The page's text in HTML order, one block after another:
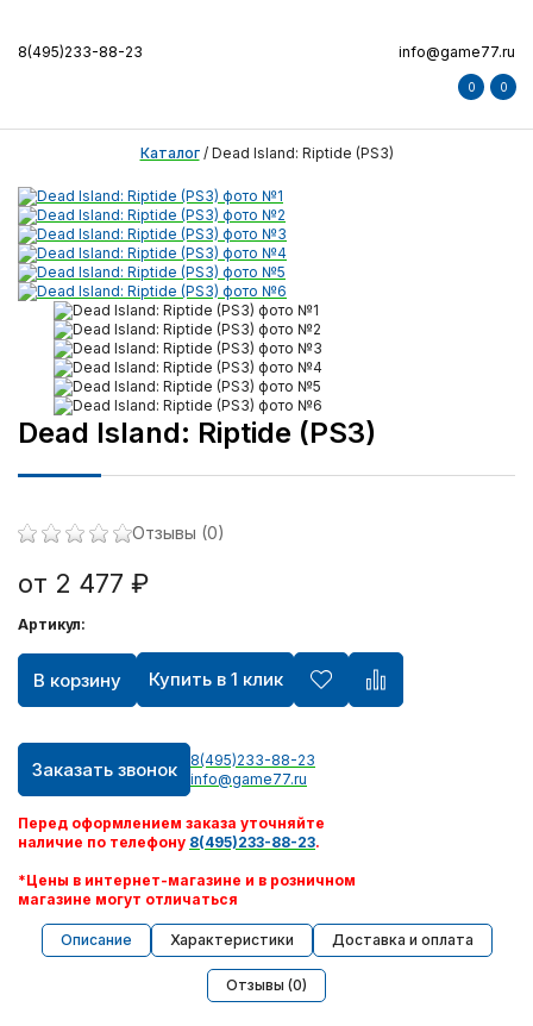
8(495)233-88-23 info@game77.ru
0 0
Каталог/ Dead Island: Riptide (PS3)
Dead Island: Riptide (PS3)
Отзывы (0)
от 2 477 ₽
Артикул:
В корзину Купить в 1 клик
Заказать звонок
8(495)233-88-23
info@game77.ru
Перед оформлением заказа уточняйте
наличие по телефону 8(495)233-88-23.
*Цены в интернет-магазине и в розничном
магазине могут отличаться
Описание Характеристики Доставка и оплата
Отзывы (0)